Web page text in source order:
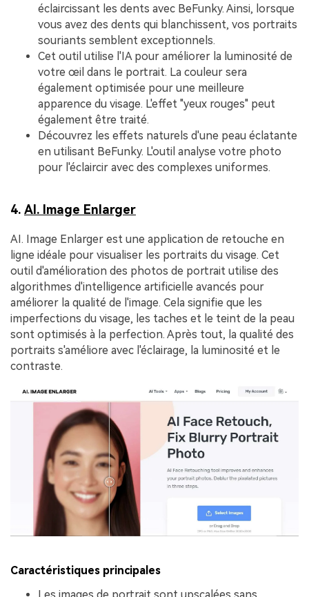
éclaircissant les dents avec BeFunky. Ainsi, lorsque
vous avez des dents qui blanchissent, vos portraits
souriants semblent exceptionnels.
Cet outil utilise l'IA pour améliorer la luminosité de
votre œil dans le portrait. La couleur sera
également optimisée pour une meilleure
apparence du visage. L'effet "yeux rouges" peut
également être traité.
Découvrez les effets naturels d'une peau éclatante
en utilisant BeFunky. L'outil analyse votre photo
pour l'éclaircir avec des complexes uniformes.
4. AI. Image Enlarger
AI. Image Enlarger est une application de retouche en
ligne idéale pour visualiser les portraits du visage. Cet
outil d'amélioration des photos de portrait utilise des
algorithmes d'intelligence artificielle avancés pour
améliorer la qualité de l'image. Cela signifie que les
imperfections du visage, les taches et le teint de la peau
sont optimisés à la perfection. Après tout, la qualité des
portraits s'améliore avec l'éclairage, la luminosité et le
contraste.
Caractéristiques principales